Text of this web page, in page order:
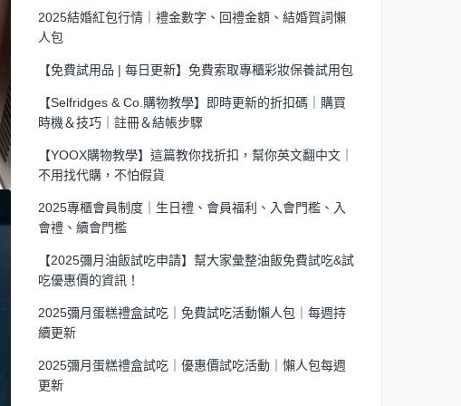
2025結婚紅包行情｜禮金數字、回禮金額、結婚賀詞懶
人包
【免費試用品 | 每日更新】免費索取專櫃彩妝保養試用包
【Selfridges & Co.購物教學】即時更新的折扣碼｜購買
時機＆技巧｜註冊＆結帳步驟
【YOOX購物教學】這篇教你找折扣，幫你英文翻中文｜
不用找代購，不怕假貨
2025專櫃會員制度｜生日禮、會員福利、入會門檻、入
會禮、續會門檻
【2025彌月油飯試吃申請】幫大家彙整油飯免費試吃&試
吃優惠價的資訊！
2025彌月蛋糕禮盒試吃｜免費試吃活動懶人包｜每週持
續更新
2025彌月蛋糕禮盒試吃｜優惠價試吃活動｜懶人包每週
更新